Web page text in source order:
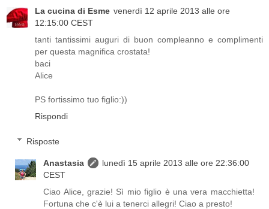
La cucina di Esme venerdì 12 aprile 2013 alle ore
12:15:00 CEST
tanti tantissimi auguri di buon compleanno e complimenti
per questa magnifica crostata!
baci
Alice
PS fortissimo tuo figlio:))
Rispondi
Risposte
Anastasia
lunedì 15 aprile 2013 alle ore 22:36:00
CEST
Ciao Alice, grazie! Sì mio figlio è una vera macchietta!
Fortuna che c'è lui a tenerci allegri! Ciao a presto!